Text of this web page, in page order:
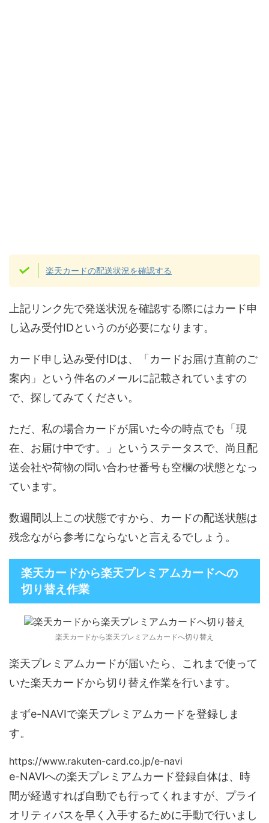
楽天カードの配送状況を確認する
上記リンク先で発送状況を確認する際にはカード申
し込み受付IDというのが必要になります。
カード申し込み受付IDは、「カードお届け直前のご
案内」という件名のメールに記載されていますの
で、探してみてください。
ただ、私の場合カードが届いた今の時点でも「現
在、お届け中です。」というステータスで、尚且配
送会社や荷物の問い合わせ番号も空欄の状態となっ
ています。
数週間以上この状態ですから、カードの配送状態は
残念ながら参考にならないと言えるでしょう。
楽天カードから楽天プレミアムカードへの
切り替え作業
楽天カードから楽天プレミアムカードへ切り替え
楽天プレミアムカードが届いたら、これまで使って
いた楽天カードから切り替え作業を行います。
まずe-NAVIで楽天プレミアムカードを登録しま
す。
https://www.rakuten-card.co.jp/e-navi
e-NAVIへの楽天プレミアムカード登録自体は、時
間が経過すれば自動でも行ってくれますが、プライ
オリティパスを早く入手するために手動で行いまし